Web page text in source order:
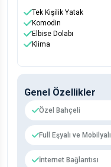
Tek Kişilik Yatak
Komodin
Elbise Dolabı
Klima
Genel Özellikler
Özel Bahçeli
Full Eşyalı ve Mobilyalı
İnternet Bağlantısı